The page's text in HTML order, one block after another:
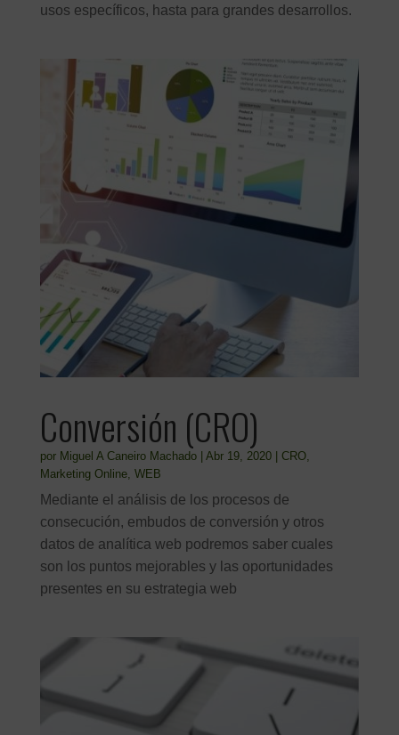
usos específicos, hasta para grandes desarrollos.
Conversión (CRO)
por Miguel A Caneiro Machado| Abr 19, 2020| CRO,
Marketing Online, WEB
Mediante el análisis de los procesos de
consecución, embudos de conversión y otros
datos de analítica web podremos saber cuales
son los puntos mejorables y las oportunidades
presentes en su estrategia web